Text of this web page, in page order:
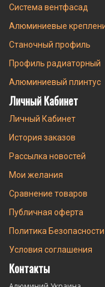
Система вентфасад
Алюминиевые
Станочный профиль
Профиль радиаторный
Алюминиевый плинтус
Личный Кабинет
Личный Кабинет
История заказов
Рассылка новостей
Мои желания
Сравнение товаров
Публичная оферта
Политика Безопасности
Условия соглашения
Контакты